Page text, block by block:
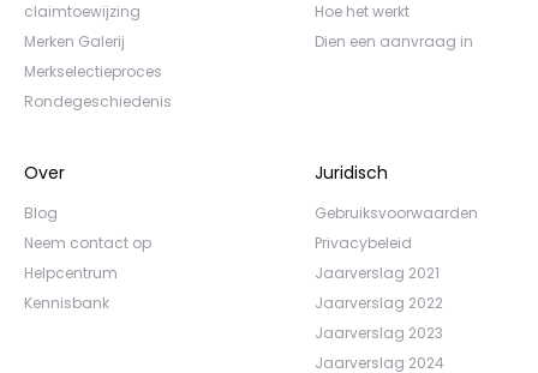
claimtoewijzing
Merken Galerij
Merkselectieproces
Rondegeschiedenis
Hoe het werkt
Dien een aanvraag in
Over
Blog
Neem contact op
Helpcentrum
Kennisbank
Juridisch
Gebruiksvoorwaarden
Privacybeleid
Jaarverslag 2021
Jaarverslag 2022
Jaarverslag 2023
Jaarverslag 2024